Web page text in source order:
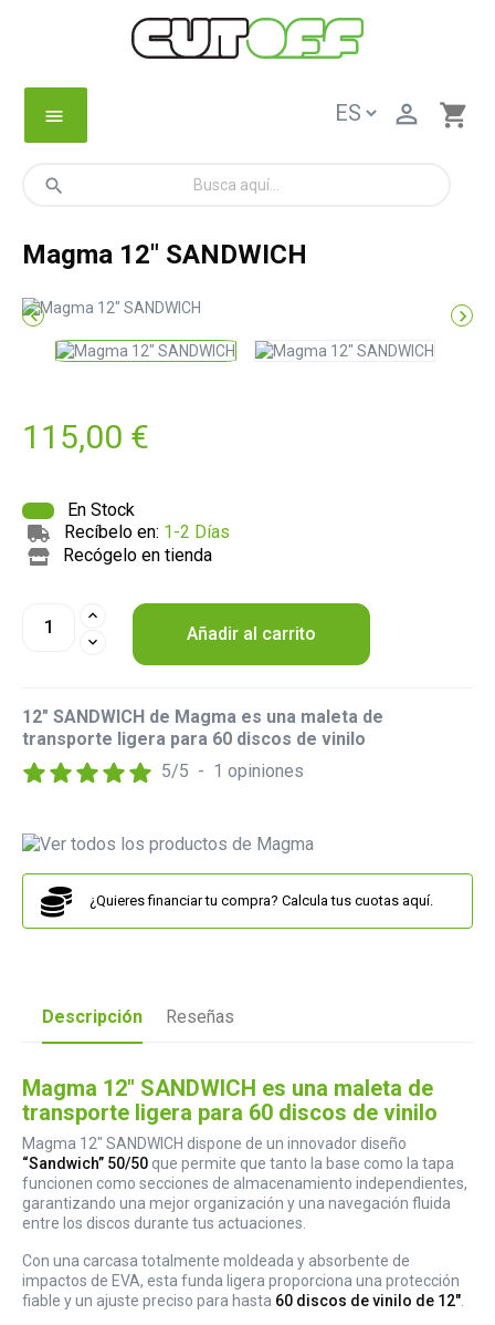
menu shopping_cart

search
Magma 12" SANDWICH
 
115,00 €
En Stock
Recíbelo en: 1-2 Días
Recógelo en tienda
Añadir al carrito
12" SANDWICH de Magma es una maleta de
transporte ligera para 60 discos de vinilo
5/5 - 1 opiniones
¿Quieres financiar tu compra? Calcula tus cuotas aquí.
Descripción Reseñas
Magma 12" SANDWICH es una maleta de
transporte ligera para 60 discos de vinilo
Magma 12" SANDWICH dispone de un innovador diseño
“Sandwich” 50/50 que permite que tanto la base como la tapa
funcionen como secciones de almacenamiento independientes,
garantizando una mejor organización y una navegación fluida
entre los discos durante tus actuaciones.
Con una carcasa totalmente moldeada y absorbente de
impactos de EVA, esta funda ligera proporciona una protección
fiable y un ajuste preciso para hasta 60 discos de vinilo de 12"